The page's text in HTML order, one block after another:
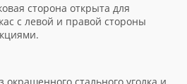
сторона открыта для
с левой и правой стороны
стального уголка и